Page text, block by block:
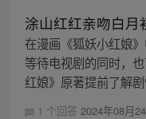
涂山红红亲吻白月
在漫画《狐妖小红娘
等待电视剧的同时，
红娘》原著提前了解剧
1 个回答 2024年08月